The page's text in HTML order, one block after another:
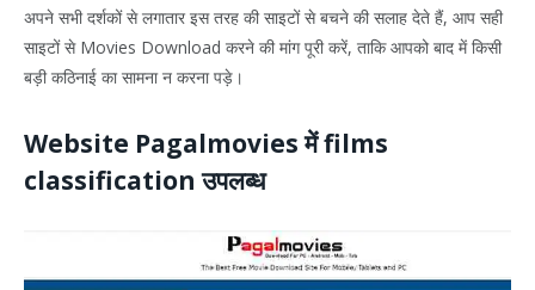
अपने सभी दर्शकों से लगातार इस तरह की साइटों से बचने की सलाह देते हैं, आप सही
साइटों से Movies Download करने की मांग पूरी करें, ताकि आपको बाद में किसी
बड़ी कठिनाई का सामना न करना पड़े।
Website Pagalmovies में films
classification उपलब्ध